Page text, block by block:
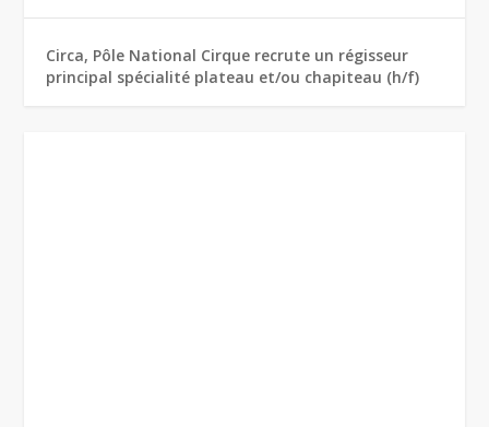
Circa, Pôle National Cirque recrute un régisseur
principal spécialité plateau et/ou chapiteau (h/f)